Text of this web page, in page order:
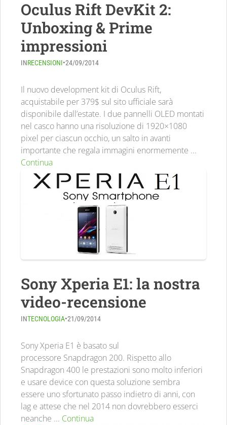
Oculus Rift DevKit 2:
Unboxing & Prime
impressioni
INRECENSIONI•24/09/2014
Il nuovo development kit di Oculus Rift,
acquistabile per 379$ sul sito ufficiale sarà
disponibile dall’estate. I due pannelli OLED montati
nel casco hanno una risoluzione di 1920×1080
pixel per ciascun occhio, un salto in avanti
importante che regala immagini enormemente ...
Continua
Sony Xperia E1: la nostra
video-recensione
INTECNOLOGIA•21/09/2014
Sony Xperia E1 è basato sul
processore Snapdragon 200. Rispetto allo
Snapdragon 400 le prestazioni sono molto inferiori
e usare device con questa soluzione sembra
essere uno sfortunato passo indietro di anni, con
lag e attese che nel 2014 non dovrebbero esserci
neanche ... Continua